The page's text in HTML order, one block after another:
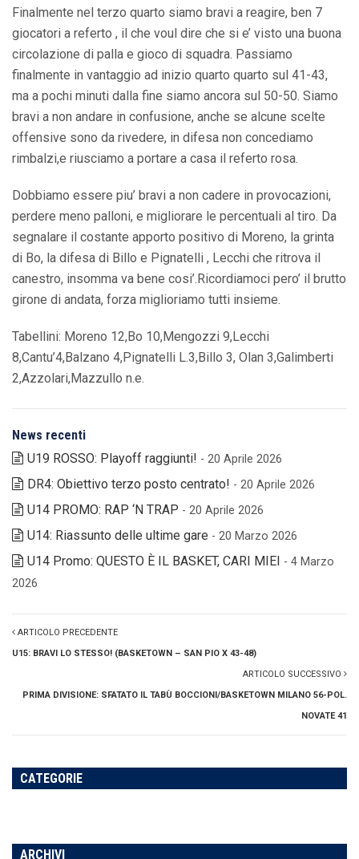
Finalmente nel terzo quarto siamo bravi a reagire, ben 7
giocatori a referto , il che voul dire che si e’ visto una buona
circolazione di palla e gioco di squadra. Passiamo
finalmente in vantaggio ad inizio quarto quarto sul 41-43,
ma a pochi minuti dalla fine siamo ancora sul 50-50. Siamo
bravi a non andare in confusione, anche se alcune scelte
offensive sono da rivedere, in difesa non concediamo
rimbalzi,e riusciamo a portare a casa il referto rosa.
Dobbiamo essere piu’ bravi a non cadere in provocazioni,
perdere meno palloni, e migliorare le percentuali al tiro. Da
segnalare il costante apporto positivo di Moreno, la grinta
di Bo, la difesa di Billo e Pignatelli , Lecchi che ritrova il
canestro, insomma va bene cosi’.Ricordiamoci pero’ il brutto
girone di andata, forza miglioriamo tutti insieme.
Tabellini: Moreno 12,Bo 10,Mengozzi 9,Lecchi
8,Cantu’4,Balzano 4,Pignatelli L.3,Billo 3, Olan 3,Galimberti
2,Azzolari,Mazzullo n.e.
News recenti
U19 ROSSO: Playoff raggiunti! - 20 Aprile 2026
DR4: Obiettivo terzo posto centrato! - 20 Aprile 2026
U14 PROMO: RAP ‘N TRAP - 20 Aprile 2026
U14: Riassunto delle ultime gare - 20 Marzo 2026
U14 Promo: QUESTO È IL BASKET, CARI MIEI - 4 Marzo
2026
ARTICOLO PRECEDENTE
U15: BRAVI LO STESSO! (BASKETOWN – SAN PIO X 43-48)
ARTICOLO SUCCESSIVO
PRIMA DIVISIONE: SFATATO IL TABÙ BOCCIONI/BASKETOWN MILANO 56-POL.
NOVATE 41
CATEGORIE
ARCHIVI